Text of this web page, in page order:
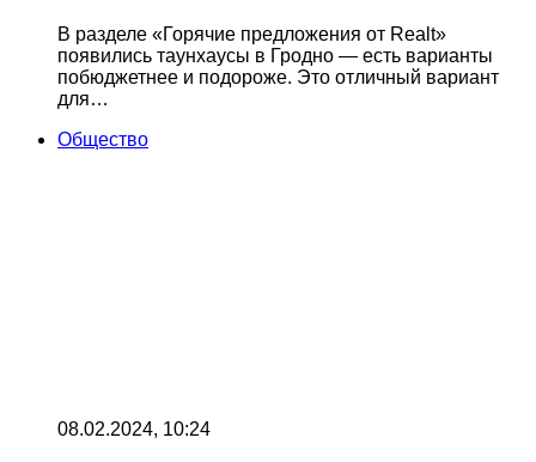
В разделе «Горячие предложения от Realt»
появились таунхаусы в Гродно — есть варианты
побюджетнее и подороже. Это отличный вариант
для…
Общество
08.02.2024, 10:24